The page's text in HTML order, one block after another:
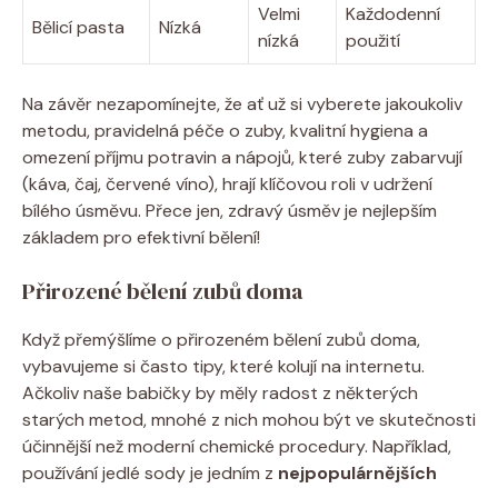
Bělicí pasta Nízká
Velmi
nízká
Každodenní
použití
Na závěr nezapomínejte, že ať už si vyberete jakoukoliv
metodu, pravidelná péče o zuby, kvalitní hygiena a
omezení příjmu potravin a nápojů, které zuby zabarvují
(káva, čaj, červené víno), hrají klíčovou roli v udržení
bílého úsměvu. Přece jen, zdravý úsměv je nejlepším
základem pro efektivní bělení!
Přirozené bělení zubů doma
Když přemýšlíme o přirozeném bělení zubů doma,
vybavujeme si často tipy, které kolují na internetu.
Ačkoliv naše babičky by měly radost z některých
starých metod, mnohé z nich mohou být ve skutečnosti
účinnější než moderní chemické procedury. Například,
používání jedlé sody je jedním z nejpopulárnějších